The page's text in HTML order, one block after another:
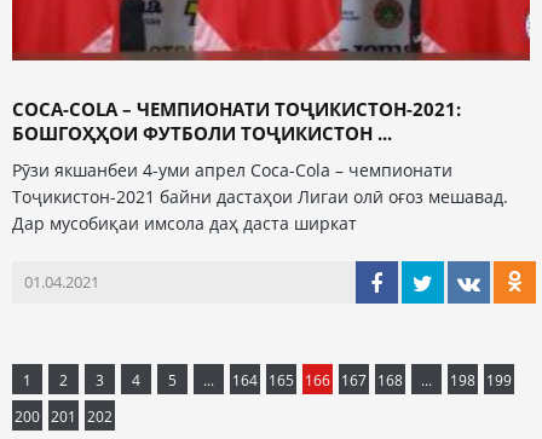
COCA-СOLA – ЧЕМПИОНАТИ ТОҶИКИСТОН-2021:
БОШГОҲҲОИ ФУТБОЛИ ТОҶИКИСТОН ...
Рӯзи якшанбеи 4-уми апрел Coca-Cola – чемпионати
Тоҷикистон-2021 байни дастаҳои Лигаи олӣ оғоз мешавад.
Дар мусобиқаи имсола даҳ даста ширкат
01.04.2021
1 2 3 4 5 ... 164 165 166 167 168 ... 198 199
200 201 202